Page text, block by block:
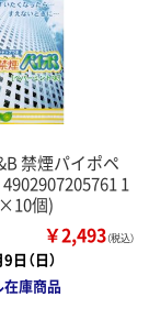
禁煙パイポペ
1
個)
￥2,493（税込）
日（日）
庫商品